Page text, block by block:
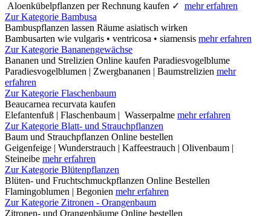
Aloenkübelpflanzen per Rechnung kaufen ✓ mehr erfahren
Zur Kategorie Bambusa
Bambuspflanzen lassen Räume asiatisch wirken
Bambusarten wie vulgaris • ventricosa • siamensis mehr erfahren
Zur Kategorie Bananengewächse
Bananen und Strelizien Online kaufen Paradiesvogelblume
Paradiesvogelblumen | Zwergbananen | Baumstrelizien mehr
erfahren
Zur Kategorie Flaschenbaum
Beaucarnea recurvata kaufen
Elefantenfuß | Flaschenbaum | Wasserpalme mehr erfahren
Zur Kategorie Blatt- und Strauchpflanzen
Baum und Strauchpflanzen Online bestellen
Geigenfeige | Wunderstrauch | Kaffeestrauch | Olivenbaum |
Steineibe mehr erfahren
Zur Kategorie Blütenpflanzen
Blüten- und Fruchtschmuckpflanzen Online Bestellen
Flamingoblumen | Begonien mehr erfahren
Zur Kategorie Zitronen - Orangenbaum
Zitronen- und Orangenbäume Online bestellen